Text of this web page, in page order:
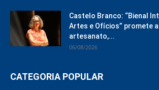
Castelo Branco: “Bienal
Artes e Ofícios” promete
artesanato,...
06/08/2026
CATEGORIA POPULAR